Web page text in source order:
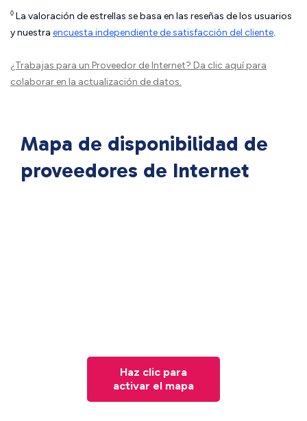
◊ La valoración de estrellas se basa en las reseñas de los usuarios
y nuestra encuesta independiente de satisfacción del cliente.
¿Trabajas para un Proveedor de Internet? Da clic aquípara
colaborar en la actualización de datos.
Mapa de disponibilidad de
proveedores de Internet
Haz clic para
activar el mapa